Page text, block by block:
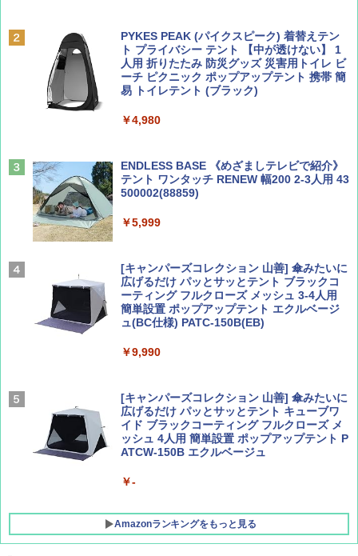
￥713
AIRLINE（エアライン）2026年9月号【特
集】ボーイング110周年を祝して！
￥1,760
￥2,695
球の歩き方A ヨーロッパ
A26 地球の歩き方 チェコ ポーランド スロヴ
ァキア 2026～2027 地球の歩き方A ヨーロッ
PYKES PEAK (パイクスピーク) 着替えテン
ト プライバシー テント 【中が透けない】 1
人用 折りたたみ 防災グッズ 災害用トイレ ビ
ーチ ピクニック ポップアップテント 携帯 簡
易 トイレテント (ブラック)
￥4,980
ENDLESS BASE 《めざましテレビで紹介》
テント ワンタッチ RENEW 幅200 2-3人用 43
500002(88859)
￥5,999
[キャンパーズコレクション 山善] 傘みたいに
広げるだけ パッとサッとテント ブラックコ
ーティング フルクローズ メッシュ 3-4人用
簡単設置 ポップアップテント エクルベージ
ュ(BC仕様) PATC-150B(EB)
￥9,990
[キャンパーズコレクション 山善] 傘みたいに
広げるだけ パッとサッとテント キューブワ
イド ブラックコーティング フルクローズ メ
ッシュ 4人用 簡単設置 ポップアップテント P
ATCW-150B エクルベージュ
￥-
Amazonランキングをもっと見る